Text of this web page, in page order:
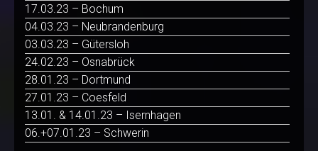
17.03.23 – Bochum
04.03.23 – Neubrandenburg
03.03.23 – Gütersloh
24.02.23 – Osnabrück
28.01.23 – Dortmund
27.01.23 – Coesfeld
13.01. & 14.01.23 – Isernhagen
06.+07.01.23 – Schwerin